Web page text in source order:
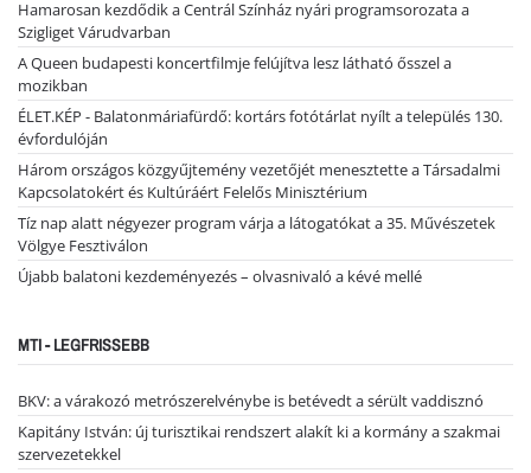
Hamarosan kezdődik a Centrál Színház nyári programsorozata a
Szigliget Várudvarban
A Queen budapesti koncertfilmje felújítva lesz látható ősszel a
mozikban
ÉLET.KÉP - Balatonmáriafürdő: kortárs fotótárlat nyílt a település 130.
évfordulóján
Három országos közgyűjtemény vezetőjét menesztette a Társadalmi
Kapcsolatokért és Kultúráért Felelős Minisztérium
Tíz nap alatt négyezer program várja a látogatókat a 35. Művészetek
Völgye Fesztiválon
Újabb balatoni kezdeményezés – olvasnivaló a kévé mellé
MTI - LEGFRISSEBB
BKV: a várakozó metrószerelvénybe is betévedt a sérült vaddisznó
Kapitány István: új turisztikai rendszert alakít ki a kormány a szakmai
szervezetekkel